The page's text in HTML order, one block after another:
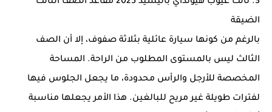
الضيقة
بالرغم من كونها سيارة عائلية بثلاثة صفوف، إلا أن الصف
الثالث ليس بالمستوى المطلوب من الراحة. المساحة
المخصصة للأرجل والرأس محدودة، ما يجعل الجلوس فيها
لفترات طويلة غير مريح للبالغين. هذا الأمر يجعلها مناسبة